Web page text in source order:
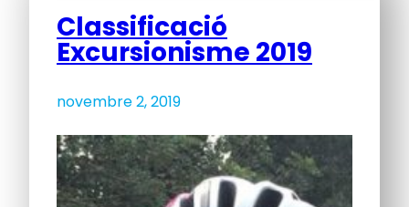
Classificació
Excursionisme 2019
novembre 2, 2019